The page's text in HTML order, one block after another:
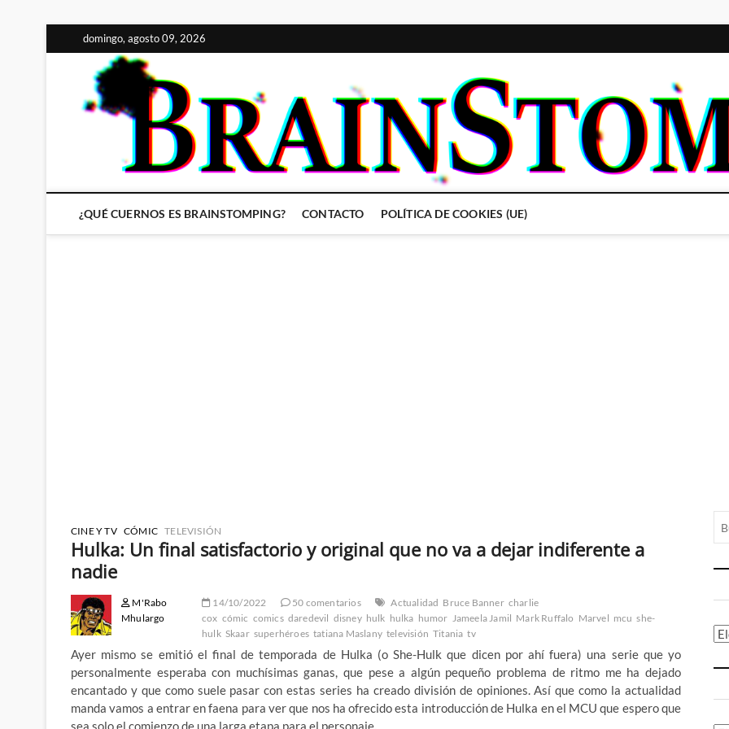
al
contenido
domingo, agosto 09, 2026
¿QUÉ CUERNOS ES BRAINSTOMPING? CONTACTO POLÍTICA DE COOKIES (UE)
CINE Y TV CÓMIC TELEVISIÓN
Hulka: Un final satisfactorio y original que no va a dejar indiferente a
nadie
M'Rabo
Mhulargo
14/10/2022 50 comentarios Actualidad Bruce Banner charlie
cox cómic comics daredevil disney hulk hulka humor Jameela Jamil Mark Ruffalo Marvel mcu she-
hulk Skaar superhéroes tatiana Maslany televisión Titania tv
Ayer mismo se emitió el final de temporada de Hulka (o She-Hulk que dicen por ahí fuera) una serie que yo
personalmente esperaba con muchísimas ganas, que pese a algún pequeño problema de ritmo me ha dejado
encantado y que como suele pasar con estas series ha creado división de opiniones. Así que como la actualidad
manda vamos a entrar en faena para ver que nos ha ofrecido esta introducción de Hulka en el MCU que espero que